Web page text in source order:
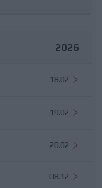
2026
18.02
19.02
20.02
08.12